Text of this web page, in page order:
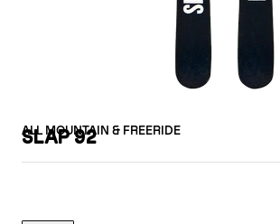
ALL MOUNTAIN & FREERIDE
SLAP 92